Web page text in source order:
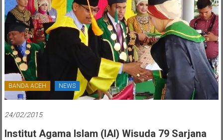
BANDA ACEH NEWS
24/02/2015
Institut Agama Islam (IAI) Wisuda 79 Sarjana